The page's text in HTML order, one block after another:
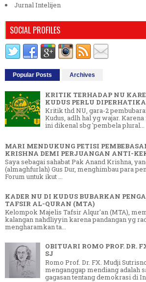
Jurnal Intelijen
SOCIAL PROFILES
Popular Posts Archives
KRITIK TERHADAP NU
KUDUS PERLU
Kritik thd NU, gara-2
Kudus, adlh hal yg wajar.
ini dikenal sbg 'pembela plural...
MARI MENDUKUNG PETISI
KRISHNA DEMI PERJUANGAN ANTI-
Saya sebagai sahabat Pak Anand Krishna,
(almaghfurlah) Gus Dur, menghimbau para
Forum untuk ikut ...
KADER NU DI KUDUS BUBARKAN
TAFSIR AL-QURAN (MTA)
Kelompok Majelis Tafsir Alqur'an (MTA),
kalangan nahdliyyin karena pandangan yg
mengharamkan ta...
OBITUARI ROMO PROF. DR.
SJ
Romo Prof. Dr. FX. Mudji
menganggap mendiang adalah
gagasan tentang demokrasi di